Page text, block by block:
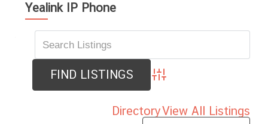
Yealink IP Phone
Advanced Search
DirectoryView All Listings